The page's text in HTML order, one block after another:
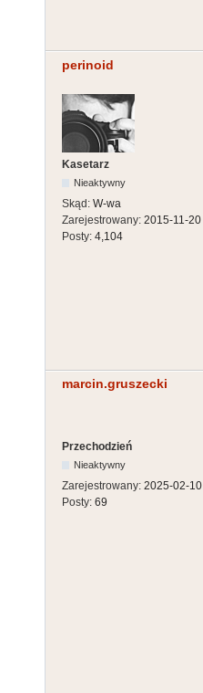
perinoid
Kasetarz
Nieaktywny
Skąd: W-wa
Zarejestrowany: 2015-11-20
Posty: 4,104
marcin.gruszecki
Przechodzień
Nieaktywny
Zarejestrowany: 2025-02-10
Posty: 69